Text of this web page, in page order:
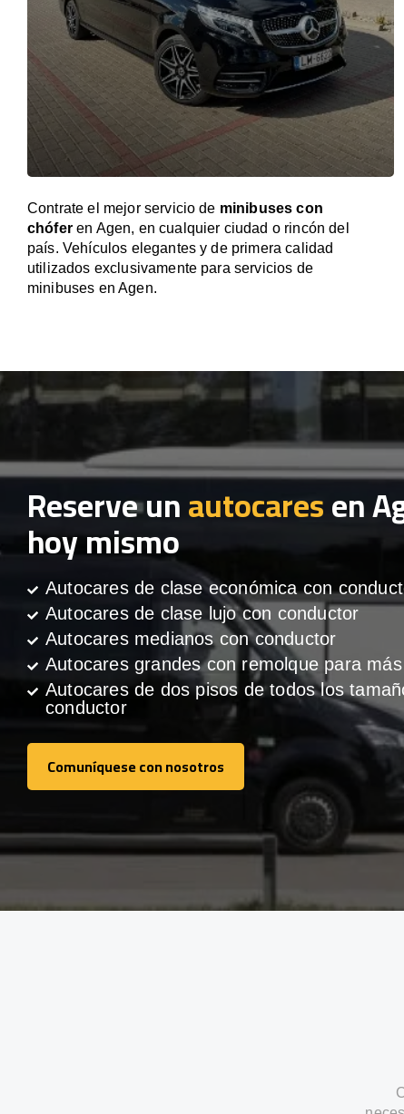
Contrate el mejor servicio de minibuses con
chóferen Agen, en cualquier ciudad o rincón del
país. Vehículos elegantes y de primera calidad
utilizados exclusivamente para servicios de
minibuses en Agen.
Reserve unautocaresen
hoy mismo
Autocares de clase económica con
Autocares de clase lujo con conductor
Autocares medianos con conductor
Autocares grandes con remolque para
Autocares de dos pisos de todos los
conductor
Comuníquese con nosotros
Comuníquese con nosotros